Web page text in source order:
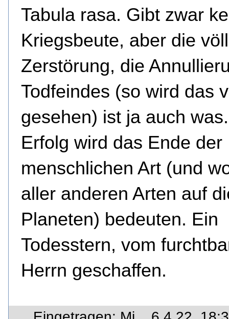
Tabula rasa. Gibt zwar
Kriegsbeute, aber die
Zerstörung, die
Todfeindes (so wird das
gesehen) ist ja auch
Erfolg wird das Ende der
menschlichen Art (und
aller anderen Arten auf
Planeten) bedeuten. Ein
Todesstern, vom
Herrn geschaffen.